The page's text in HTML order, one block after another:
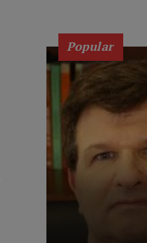
Popular